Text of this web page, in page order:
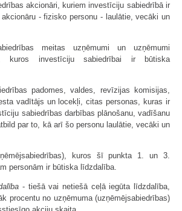
akcionāri, kuriem investīciju sabiedrībā ir
- fizisko personu - laulātie, vecāki un
meitas uzņēmumi un uzņēmumi
kuros investīciju sabiedrībai ir būtiska
padomes, valdes, revīzijas komisijas,
vadītājs un locekļi, citas personas, kuras ir
sabiedrības darbības plānošanu, vadīšanu
par to, kā arī šo personu laulātie, vecāki un
kuros šī punkta 1. un 3.
personām ir būtiska līdzdalība.
- tiešā vai netiešā ceļā iegūta līdzdalība,
procentu no uzņēmuma (uzņēmējsabiedrības)